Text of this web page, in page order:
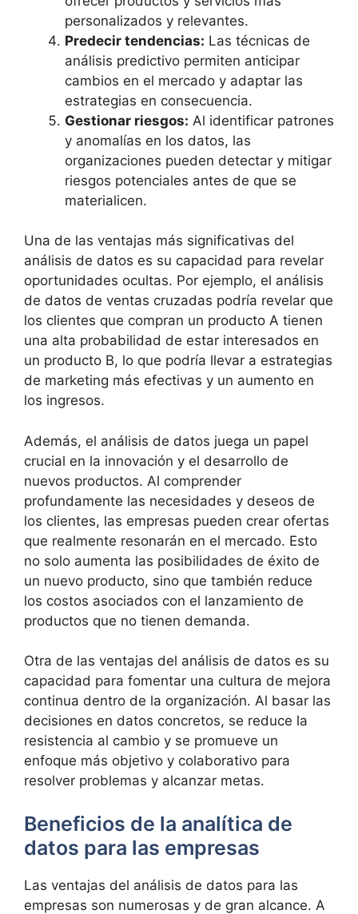
personalizados y relevantes.
Predecir tendencias: Las técnicas de
análisis predictivo permiten anticipar
cambios en el mercado y adaptar las
estrategias en consecuencia.
Gestionar riesgos: Al identificar patrones
y anomalías en los datos, las
organizaciones pueden detectar y mitigar
riesgos potenciales antes de que se
materialicen.
Una de las ventajas más significativas del
análisis de datos es su capacidad para revelar
oportunidades ocultas. Por ejemplo, el análisis
de datos de ventas cruzadas podría revelar que
los clientes que compran un producto A tienen
una alta probabilidad de estar interesados en
un producto B, lo que podría llevar a estrategias
de marketing más efectivas y un aumento en
los ingresos.
Además, el análisis de datos juega un papel
crucial en la innovación y el desarrollo de
nuevos productos. Al comprender
profundamente las necesidades y deseos de
los clientes, las empresas pueden crear ofertas
que realmente resonarán en el mercado. Esto
no solo aumenta las posibilidades de éxito de
un nuevo producto, sino que también reduce
los costos asociados con el lanzamiento de
productos que no tienen demanda.
Otra de las ventajas del análisis de datos es su
capacidad para fomentar una cultura de mejora
continua dentro de la organización. Al basar las
decisiones en datos concretos, se reduce la
resistencia al cambio y se promueve un
enfoque más objetivo y colaborativo para
resolver problemas y alcanzar metas.
Beneficios de la analítica de
datos para las empresas
Las ventajas del análisis de datos para las
empresas son numerosas y de gran alcance. A